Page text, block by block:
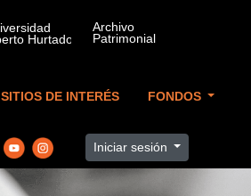
SITIOS DE INTERÉS FONDOS
Iniciar sesión